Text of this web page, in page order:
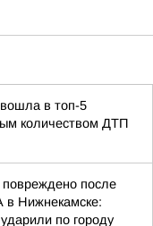
вошла в топ-5
количеством ДТП
после
в Нижнекамске:
по городу